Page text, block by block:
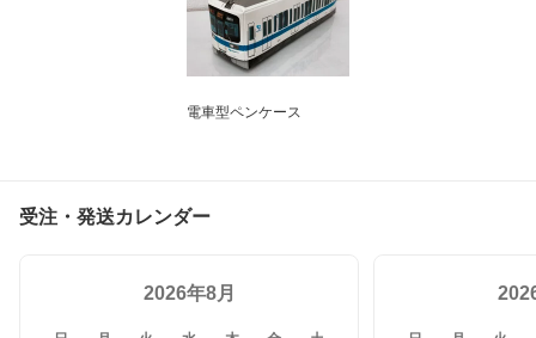
電車型ペンケース
受注・発送カレンダー
2026年8月